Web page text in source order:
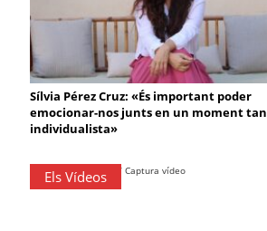
Sílvia Pérez Cruz: «És important poder
emocionar-nos junts en un moment tan
individualista»
Els Vídeos